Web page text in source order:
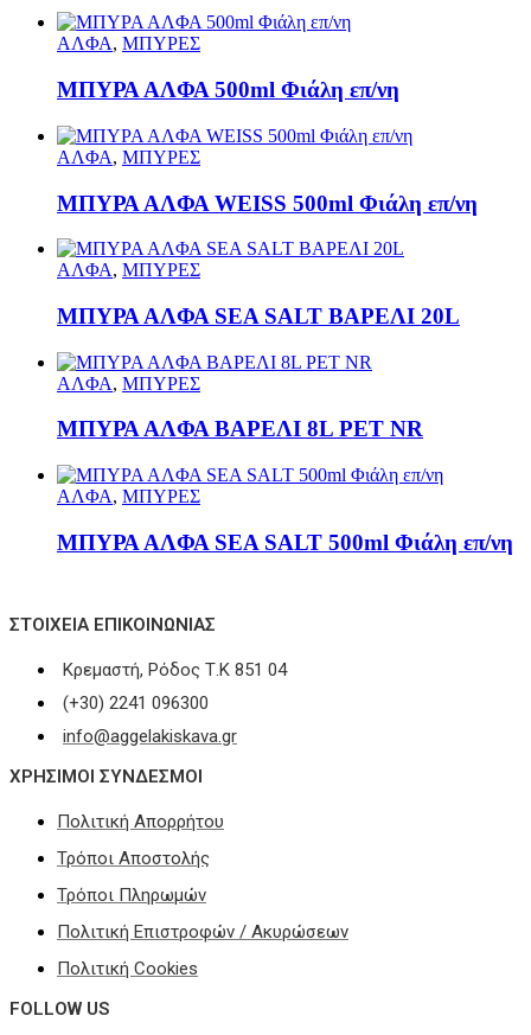
ΑΛΦΑ, ΜΠΥΡΕΣ
ΜΠΥΡΑ ΑΛΦΑ 500ml Φιάλη επ/νη
ΑΛΦΑ, ΜΠΥΡΕΣ
ΜΠΥΡΑ ΑΛΦΑ WEISS 500ml Φιάλη επ/νη
ΑΛΦΑ, ΜΠΥΡΕΣ
ΜΠΥΡΑ ΑΛΦΑ SEA SALT ΒΑΡΕΛΙ 20L
ΑΛΦΑ, ΜΠΥΡΕΣ
ΜΠΥΡΑ ΑΛΦΑ ΒΑΡΕΛΙ 8L PET NR
ΑΛΦΑ, ΜΠΥΡΕΣ
ΜΠΥΡΑ ΑΛΦΑ SEA SALT 500ml Φιάλη επ/νη
ΣΤΟΙΧΕΊΑ ΕΠΙΚΟΙΝΩΝΊΑΣ
Κρεμαστή, Ρόδος Τ.Κ 851 04
(+30) 2241 096300
info@aggelakiskava.gr
ΧΡΗΣΙΜΟΙ ΣΥΝΔΕΣΜΟΙ
Πολιτική Απορρήτου
Τρόποι Αποστολής
Τρόποι Πληρωμών
Πολιτική Επιστροφών / Ακυρώσεων
Πολιτική Cookies
FOLLOW US